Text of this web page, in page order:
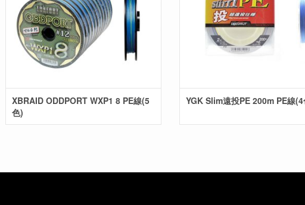
XBRAID ODDPORT WXP1 8 PE線(5
色)
YGK Slim遠投PE 200m PE線(4